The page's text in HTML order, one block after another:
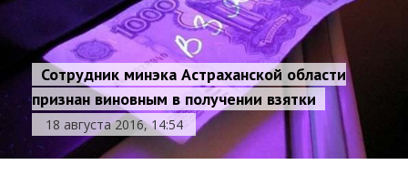
Сотрудник минэка Астраханской области
признан виновным в получении взятки
18 августа 2016, 14:54